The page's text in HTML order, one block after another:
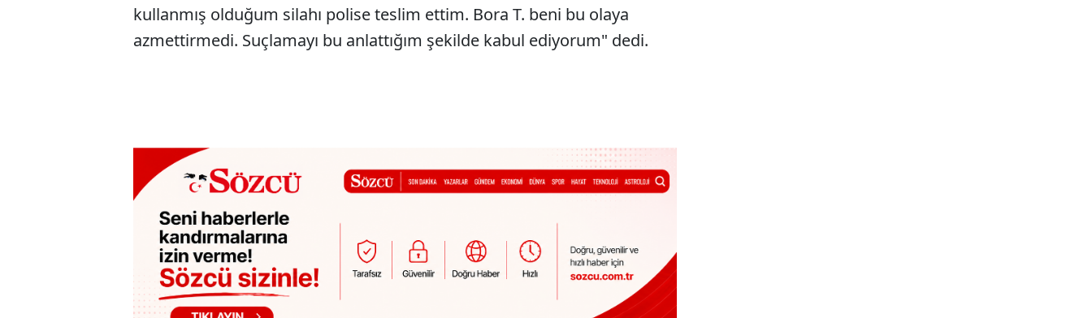
kullanmış olduğum silahı polise teslim ettim. Bora T. beni bu olaya
azmettirmedi. Suçlamayı bu anlattığım şekilde kabul ediyorum" dedi.